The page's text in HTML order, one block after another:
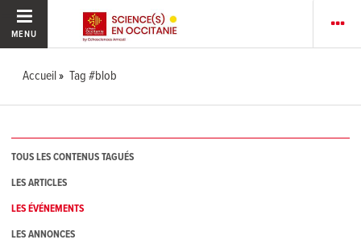
MENU
Accueil Tag #blob
TOUS LES CONTENUS TAGUÉS
LES ARTICLES
LES ÉVÉNEMENTS
LES ANNONCES